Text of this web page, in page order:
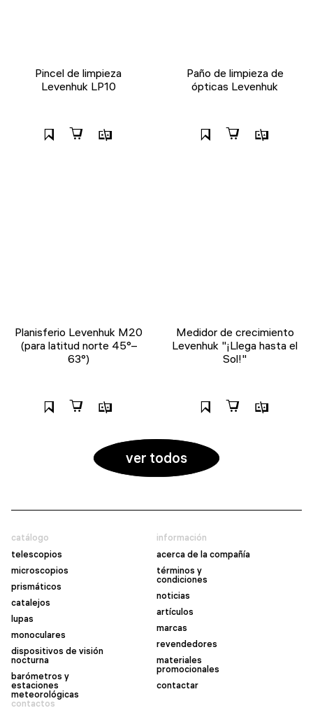
Pincel de limpieza
Levenhuk LP10
Paño de limpieza de
ópticas Levenhuk
Planisferio Levenhuk M20
(para latitud norte 45°–
63°)
Medidor de crecimiento
Levenhuk "¡Llega hasta el
Sol!"
ver todos
catálogo
telescopios
microscopios
prismáticos
catalejos
lupas
monoculares
dispositivos de visión
nocturna
barómetros y
estaciones
meteorológicas
información
acerca de la compañía
términos y
condiciones
noticias
artículos
marcas
revendedores
materiales
promocionales
contactar
contactos